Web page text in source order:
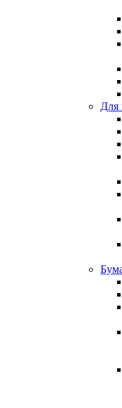
Для